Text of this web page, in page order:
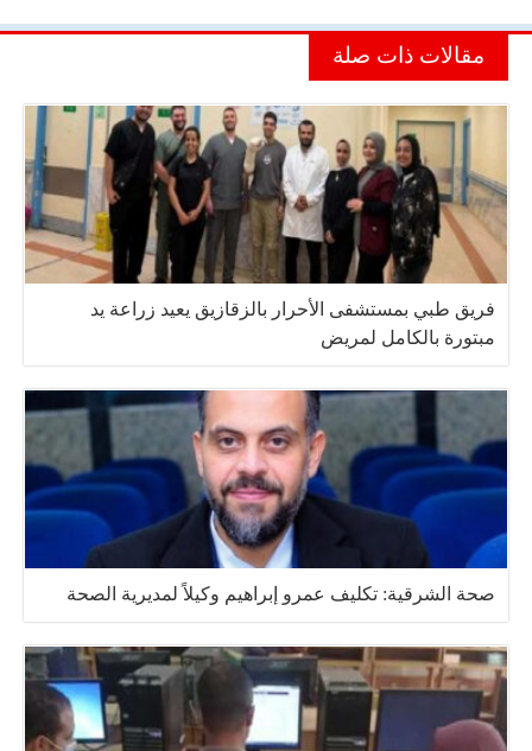
مقالات ذات صلة
فريق طبي بمستشفى الأحرار بالزقازيق يعيد زراعة يد
مبتورة بالكامل لمريض
صحة الشرقية: تكليف عمرو إبراهيم وكيلاً لمديرية الصحة